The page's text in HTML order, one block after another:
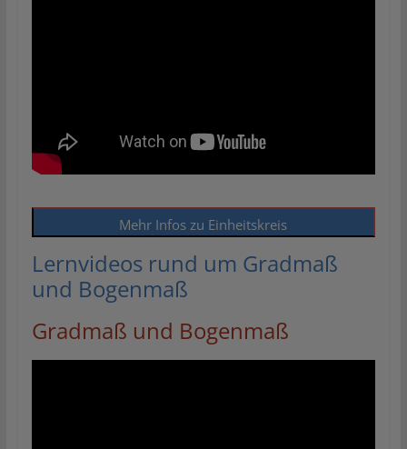
Mehr Infos zu Einheitskreis
Lernvideos rund um Gradmaß
und Bogenmaß
Gradmaß und Bogenmaß